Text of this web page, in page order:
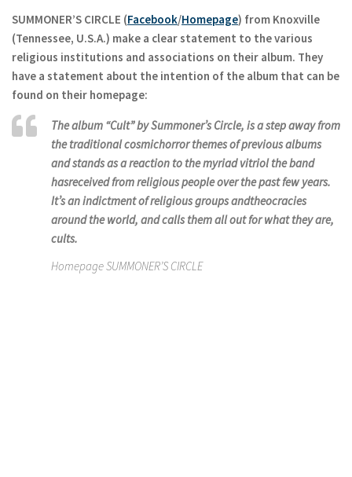
SUMMONER’S CIRCLE (Facebook/Homepage) from Knoxville
(Tennessee, U.S.A.) make a clear statement to the various
religious institutions and associations on their album. They
have a statement about the intention of the album that can be
found on their homepage:
The album “Cult”by Summoner’s Circle, is a step away from
the traditional cosmichorror themes of previous albums
and stands as a reaction to the myriad vitriol the band
hasreceived from religious people over the past few years.
It’s an indictment of religious groups andtheocracies
around the world, and calls them all out for what they are,
cults.
Homepage SUMMONER’S CIRCLE